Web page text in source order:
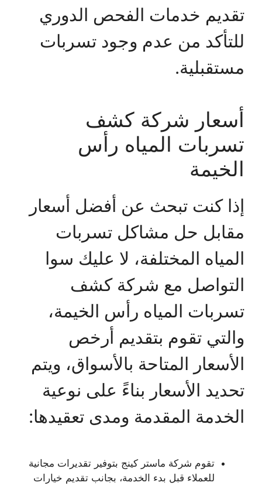
تقديم خدمات الفحص الدوري
للتأكد من عدم وجود تسربات
مستقبلية.
أسعار شركة كشف
تسربات المياه رأس
الخيمة
إذا كنت تبحث عن أفضل أسعار
مقابل حل مشاكل تسربات
المياه المختلفة، لا عليك سوا
التواصل مع شركة كشف
تسربات المياه رأس الخيمة،
والتي تقوم بتقديم أرخص
الأسعار المتاحة بالأسواق، ويتم
تحديد الأسعار بناءً على نوعية
الخدمة المقدمة ومدى تعقيدها:
تقوم شركة ماستر كينج بتوفير تقديرات مجانية
للعملاء قبل بدء الخدمة، بجانب تقديم خيارات